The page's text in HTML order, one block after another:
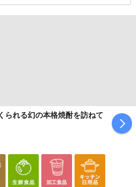
られる幻の本格焼酎を訪ねて